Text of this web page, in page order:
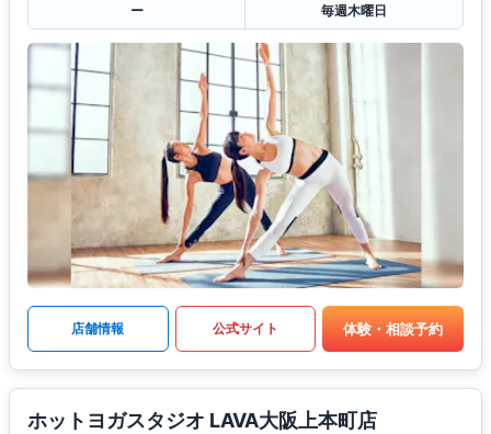
ー
毎週木曜日
店舗情報 公式サイト 体験・相談予約
ホットヨガスタジオ LAVA大阪上本町店